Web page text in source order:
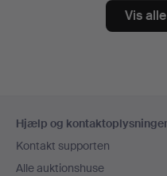
Vis
Hjælp og kontaktoplysninger
Kontakt supporten
Alle auktionshuse